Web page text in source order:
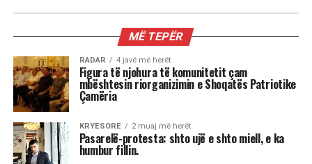
MË TEPËR
RADAR 4 javë më herët
Figura të njohura të komunitetit çam
mbështesin riorganizimin e Shoqatës Patriotike
Çamëria
KRYESORE 2 muaj më herët
Pasarelë-protesta: shto ujë e shto miell, e ka
humbur fillin.